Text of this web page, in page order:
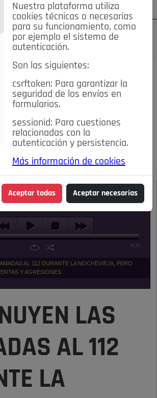
¿Olvidó su contraseña?
Caridad
Ciencia&Tecnología
Economía
Estilo de Vida
Opinión IN
Pozuelo de Alarcón
Salud 🔴 En Directo
NOTICIAS
de esta noticia:
02:14
AL 112 DURANTE LA NOCHEVIEJA, PERO
Y AGRESIONES
LAS
AL 112
LA
Nuestra plataforma utiliza
cookies técnicas o necesarias
para su funcionamiento, como
por ejemplo el sistema de
autenticación.
Son las siguientes:
csrftoken: Para garantizar la
seguridad de los envíos en
formularios.
sessionid: Para cuestiones
relacionadas con la
autenticación y persistencia.
Más información de cookies
Aceptar todas Aceptar necesarias